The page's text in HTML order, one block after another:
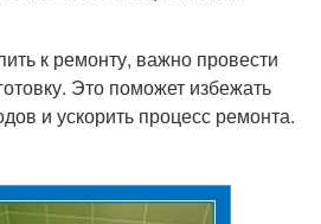
к ремонту, важно провести
Это поможет избежать
и ускорить процесс ремонта.